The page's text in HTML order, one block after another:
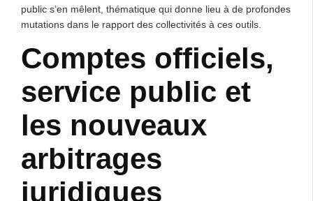
public s’en mêlent, thématique qui donne lieu à de profondes
mutations dans le rapport des collectivités à ces outils.
Comptes officiels,
service public et
les nouveaux
arbitrages
juridiques